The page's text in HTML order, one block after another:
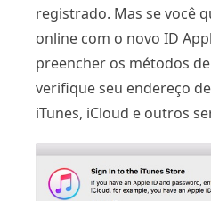
registrado. Mas se você
online com o novo ID
preencher os métodos
verifique seu endereço
iTunes, iCloud e outros